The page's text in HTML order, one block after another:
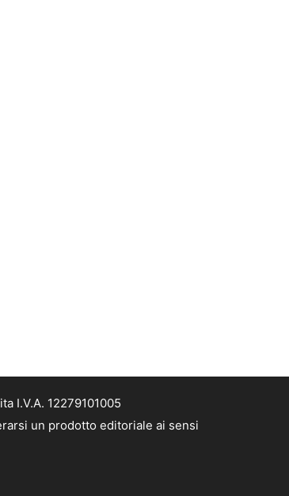
I.V.A. 12279101005
un prodotto editoriale ai sensi